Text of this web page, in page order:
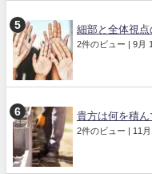
細部と全体視
2件のビュー | 9月
貴方は何を積ん
2件のビュー | 11